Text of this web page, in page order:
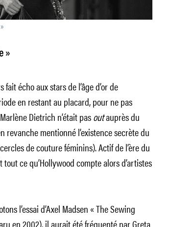
»
écho aux stars de l’âge d’or de
en restant au placard, pour ne pas
Dietrich n’était pasoutauprès du
revanche mentionné l’existence secrète du
de couture féminins). Actif de l’ère du
ce qu’Hollywood compte alors d’artistes
l’essai d’Axel Madsen « The Sewing
en 2002), il aurait été fréquenté par Greta